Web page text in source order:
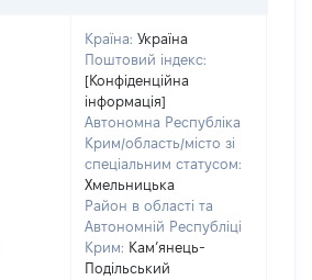
Країна: Україна
Поштовий індекс:
[Конфіденційна
інформація]
Автономна Республіка
Крим/область/місто зі
спеціальним статусом:
Хмельницька
Район в області та
Автономній Республіці
Крим: Кам’янець-
Подільський